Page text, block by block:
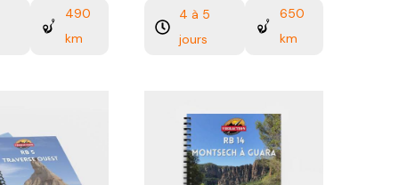
490
km
4 à 5
jours
650
km